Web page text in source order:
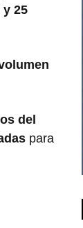
y 25
del
para